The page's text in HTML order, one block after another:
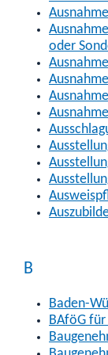
oder
B
Baden-
BAföG